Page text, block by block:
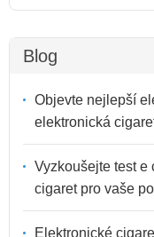
Blog
Objevte nejlepší
elektronická
Vyzkoušejte test e
cigaret pro vaše
Elektronické